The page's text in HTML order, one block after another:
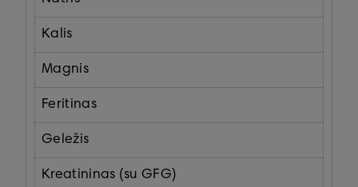
Kalis
Magnis
Feritinas
Geležis
Kreatininas (su GFG)